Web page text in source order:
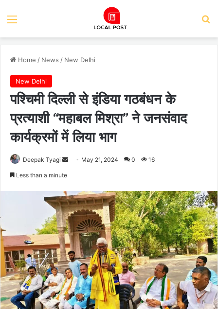
Menu
Home / News / New Delhi
New Delhi
पश्चिमी दिल्ली से इंडिया गठबंधन के
प्रत्याशी “महाबल मिश्रा” ने जनसंवाद
कार्यक्रमों में लिया भाग
Deepak Tyagi
Send May 21, 2024 0 16
Less than a minute